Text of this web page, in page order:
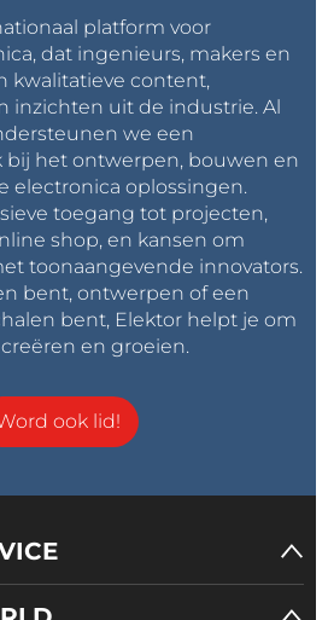
platform voor
dat ingenieurs, makers en
kwalitatieve content,
inzichten uit de industrie. Al
we een
het ontwerpen, bouwen en
electronica oplossingen.
toegang tot projecten,
shop, en kansen om
toonaangevende innovators.
bent, ontwerpen of een
bent, Elektor helpt je om
en groeien.
ook lid!